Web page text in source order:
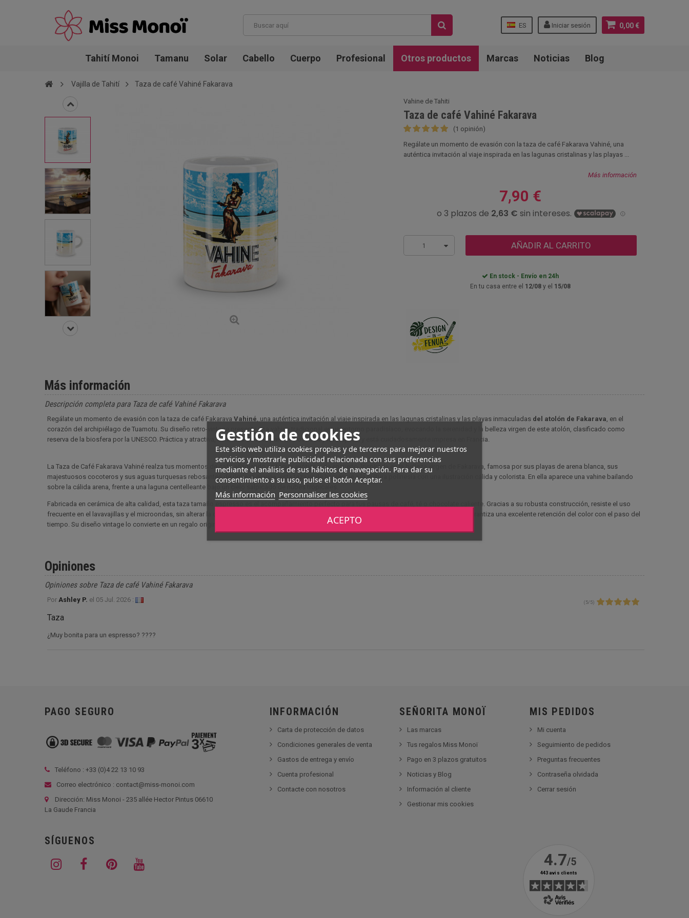
0,00 €
Iniciar sesión
ES
Gestión de cookies
Este sitio web utiliza cookies propias y de terceros para mejorar nuestros
servicios y mostrarle publicidad relacionada con sus preferencias
mediante el análisis de sus hábitos de navegación. Para dar su
consentimiento a su uso, pulse el botón Aceptar.
Más información Personnaliser les cookies
ACEPTO
Tahití Monoi Tamanu Solar Cabello Cuerpo Profesional Otros productos Marcas Noticias Blog
Vajilla de Tahití Taza de café Vahiné Fakarava
Vahine de Tahiti
Taza de café Vahiné Fakarava
(1 opinión)
Regálate un momento de evasión con la taza de café Fakarava Vahiné, una
auténtica invitación al viaje inspirada en las lagunas cristalinas y las playas ...
Más información
7,90 €
1 AÑADIR AL CARRITO
En stock - Envío en 24h
En tu casa entre el 12/08y el 15/08
Más información
Descripción completa para Taza de café Vahiné Fakarava
Regálate un momento de evasión con la taza de café Fakarava Vahiné , una auténtica invitación al viaje inspirada en las lagunas cristalinas y las playas inmaculadas del atolón de Fakarava , en el
corazón del archipiélago de Tuamotu. Su diseño retro-vintage presenta una vahine tradicional en un entorno paradisíaco, evocando la serenidad y la belleza virgen de este atolón, clasificado como
reserva de la biosfera por la UNESCO. Práctica y atractiva, esta taza es apta para microondas y lavavajillas, y está cuidadosamente impresa en Francia.
La Taza de Café Fakarava Vahiné realza tus momentos de café añadiendo un toque exótico y de ensueño. Inspirada en la belleza virgen de Fakarava, famosa por sus playas de arena blanca, sus
majestuosos cocoteros y sus aguas turquesas rebosantes de riqueza marina, esta taza rinde homenaje a la cultura polinesia con una ilustración cálida y colorista. En ella aparece una vahine bailando
sobre la cálida arena, frente a una laguna centelleante bajo un cielo salpicado de nubes tropicales.
Fabricada en cerámica de alta calidad, esta taza tamaño espresso es el acompañamiento perfecto para tus pausas de café, té o chocolate caliente. Gracias a su robusta construcción, resiste el uso
frecuente en el lavavajillas y el microondas, sin alterar la claridad de su impresión. Está impresa en Francia con tintas de larga duración, lo que garantiza una excelente retención del color con el paso del
tiempo. Su diseño vintage lo convierte en un regalo original o una pieza de coleccionista para los amantes de la Polinesia Francesa.
Opiniones
Opiniones sobre Taza de café Vahiné Fakarava
Por Ashley P. el 05 Jul. 2026 : ( 5/ 5)
Taza
¿Muy bonita para un espresso? ????
PAGO SEGURO
Teléfono : +33 (0)4 22 13 10 93
Correo electrónico : contact@miss-monoi.com
Dirección: Miss Monoi - 235 allée Hector Pintus 06610
La Gaude Francia
SÍGUENOS
INFORMACIÓN
Carta de protección de datos
Condiciones generales de venta
Gastos de entrega y envío
Cuenta profesional
Contacte con nosotros
SEÑORITA MONOÏ
Las marcas
Tus regalos Miss Monoï
Pago en 3 plazos gratuitos
Noticias y Blog
Información al cliente
Gestionar mis cookies
MIS PEDIDOS
Mi cuenta
Seguimiento de pedidos
Preguntas frecuentes
Contraseña olvidada
Cerrar sesión